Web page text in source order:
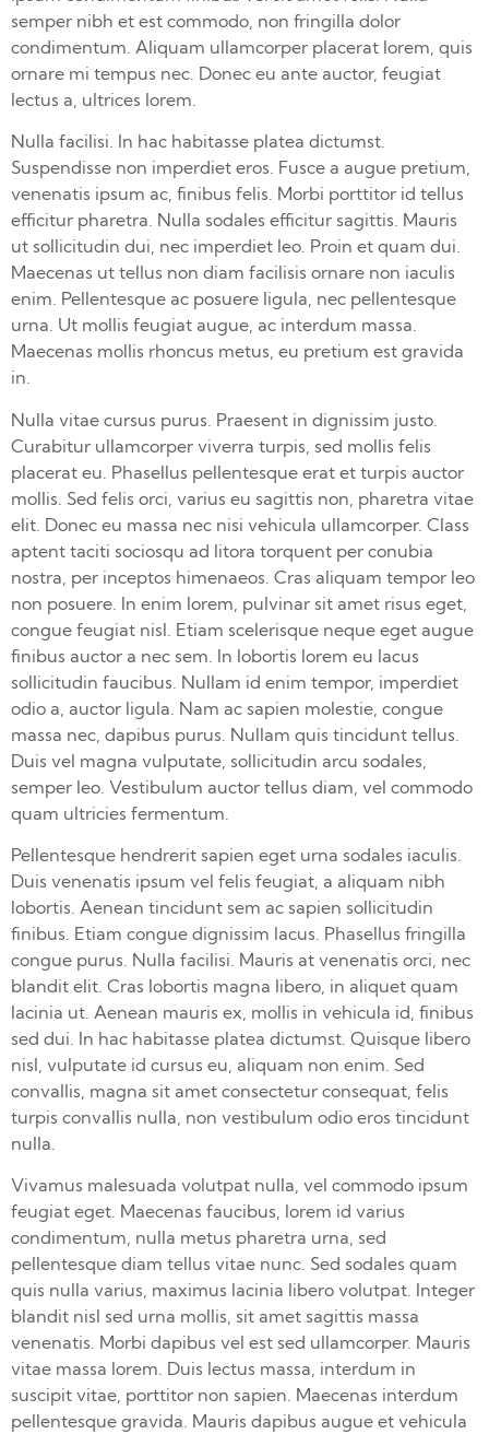
semper nibh et est commodo, non fringilla dolor
condimentum. Aliquam ullamcorper placerat lorem, quis
ornare mi tempus nec. Donec eu ante auctor, feugiat
lectus a, ultrices lorem.
Nulla facilisi. In hac habitasse platea dictumst.
Suspendisse non imperdiet eros. Fusce a augue pretium,
venenatis ipsum ac, finibus felis. Morbi porttitor id tellus
efficitur pharetra. Nulla sodales efficitur sagittis. Mauris
ut sollicitudin dui, nec imperdiet leo. Proin et quam dui.
Maecenas ut tellus non diam facilisis ornare non iaculis
enim. Pellentesque ac posuere ligula, nec pellentesque
urna. Ut mollis feugiat augue, ac interdum massa.
Maecenas mollis rhoncus metus, eu pretium est gravida
in.
Nulla vitae cursus purus. Praesent in dignissim justo.
Curabitur ullamcorper viverra turpis, sed mollis felis
placerat eu. Phasellus pellentesque erat et turpis auctor
mollis. Sed felis orci, varius eu sagittis non, pharetra vitae
elit. Donec eu massa nec nisi vehicula ullamcorper. Class
aptent taciti sociosqu ad litora torquent per conubia
nostra, per inceptos himenaeos. Cras aliquam tempor leo
non posuere. In enim lorem, pulvinar sit amet risus eget,
congue feugiat nisl. Etiam scelerisque neque eget augue
finibus auctor a nec sem. In lobortis lorem eu lacus
sollicitudin faucibus. Nullam id enim tempor, imperdiet
odio a, auctor ligula. Nam ac sapien molestie, congue
massa nec, dapibus purus. Nullam quis tincidunt tellus.
Duis vel magna vulputate, sollicitudin arcu sodales,
semper leo. Vestibulum auctor tellus diam, vel commodo
quam ultricies fermentum.
Pellentesque hendrerit sapien eget urna sodales iaculis.
Duis venenatis ipsum vel felis feugiat, a aliquam nibh
lobortis. Aenean tincidunt sem ac sapien sollicitudin
finibus. Etiam congue dignissim lacus. Phasellus fringilla
congue purus. Nulla facilisi. Mauris at venenatis orci, nec
blandit elit. Cras lobortis magna libero, in aliquet quam
lacinia ut. Aenean mauris ex, mollis in vehicula id, finibus
sed dui. In hac habitasse platea dictumst. Quisque libero
nisl, vulputate id cursus eu, aliquam non enim. Sed
convallis, magna sit amet consectetur consequat, felis
turpis convallis nulla, non vestibulum odio eros tincidunt
nulla.
Vivamus malesuada volutpat nulla, vel commodo ipsum
feugiat eget. Maecenas faucibus, lorem id varius
condimentum, nulla metus pharetra urna, sed
pellentesque diam tellus vitae nunc. Sed sodales quam
quis nulla varius, maximus lacinia libero volutpat. Integer
blandit nisl sed urna mollis, sit amet sagittis massa
venenatis. Morbi dapibus vel est sed ullamcorper. Mauris
vitae massa lorem. Duis lectus massa, interdum in
suscipit vitae, porttitor non sapien. Maecenas interdum
pellentesque gravida. Mauris dapibus augue et vehicula